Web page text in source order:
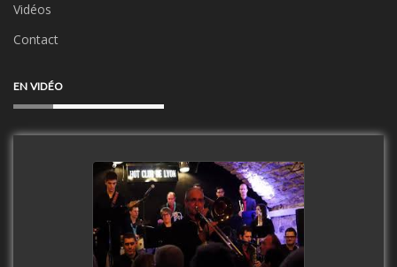
Vidéos
Contact
EN VIDÉO
Clip Only Big Band 2019
watch video